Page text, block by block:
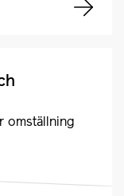
omställning